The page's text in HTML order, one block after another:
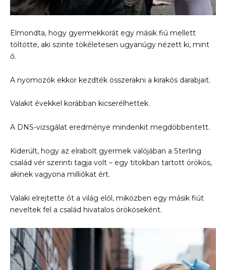
Elmondta, hogy gyermekkorát egy másik fiú mellett
töltötte, aki szinte tökéletesen ugyanúgy nézett ki, mint
ő.
A nyomozók ekkor kezdték összerakni a kirakós darabjait.
Valakit évekkel korábban kicserélhettek.
A DNS-vizsgálat eredménye mindenkit megdöbbentett.
Kiderült, hogy az elrabolt gyermek valójában a Sterling
család vér szerinti tagja volt – egy titokban tartott örökös,
akinek vagyona milliókat ért.
Valaki elrejtette őt a világ elől, miközben egy másik fiút
neveltek fel a család hivatalos örököseként.